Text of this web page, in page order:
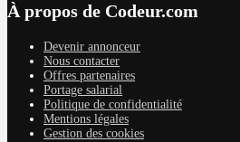
À propos de Codeur.com
Devenir annonceur
Nous contacter
Offres partenaires
Portage salarial
Politique de confidentialité
Mentions légales
Gestion des cookies